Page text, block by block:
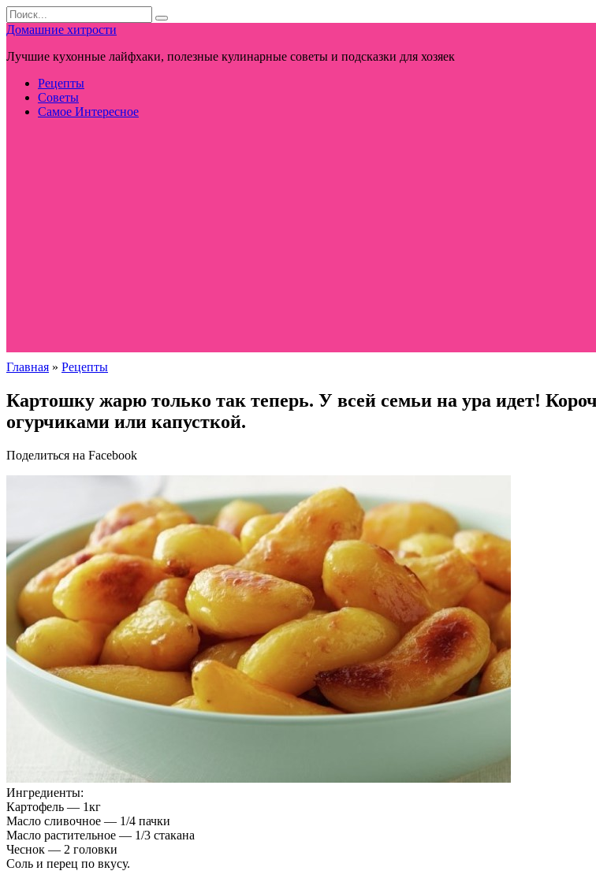
Перейти
к
контенту
Search
for:
Домашние хитрости
Лучшие кухонные лайфхаки, полезные кулинарные советы и подсказки для хозяек
Рецепты
Советы
Самое Интересное
Главная » Рецепты
Картошку жарю только так теперь. У всей семьи на ура идет!
огурчиками или капусткой.
Поделиться на Facebook
Ингредиенты:
Картофель — 1кг
Масло сливочное — 1/4 пачки
Масло растительное — 1/3 стакана
Чеснок — 2 головки
Соль и перец по вкусу.